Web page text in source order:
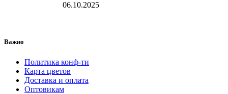
06.10.2025
Важно
Политика конф-ти
Карта цветов
Доставка и оплата
Оптовикам